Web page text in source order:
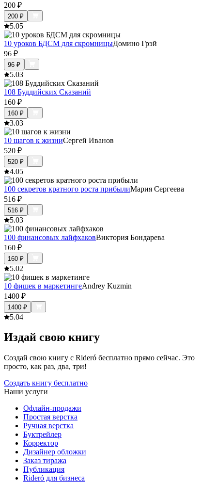
200 ₽
200 ₽
5.05
10 уроков БДСМ для скромницыДомино Грэй
96 ₽
96 ₽
5.03
108 Буддийских Сказаний
160 ₽
160 ₽
3.03
10 шагов к жизниСергей Иванов
520 ₽
520 ₽
4.05
100 секретов кратного роста прибылиМария Сергеева
516 ₽
516 ₽
5.03
100 финансовых лайфхаковВиктория Бондарева
160 ₽
160 ₽
5.02
10 фишек в маркетингеAndrey Kuzmin
1400 ₽
1400 ₽
5.04
Издай свою книгу
Создай свою книгу с Rideró бесплатно прямо сейчас. Это
просто, как раз, два, три!
Создать книгу бесплатно
Наши услуги
Офлайн-продажи
Простая верстка
Ручная верстка
Буктрейлер
Корректор
Дизайнер обложки
Заказ тиража
Публикация
Rideró для бизнеса